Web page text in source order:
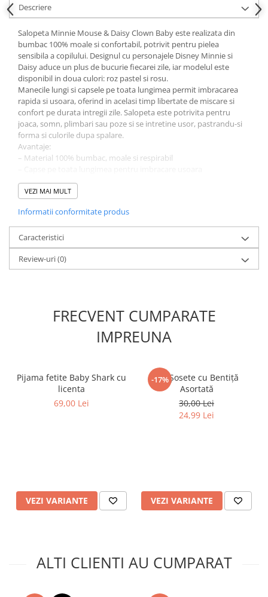
Descriere
Salopeta Minnie Mouse & Daisy Clown Baby este realizata din
bumbac 100% moale si confortabil, potrivit pentru pielea
sensibila a copilului. Designul cu personajele Disney Minnie si
Daisy aduce un plus de bucurie fiecarei zile, iar modelul este
disponibil in doua culori: roz pastel si rosu.
Manecile lungi si capsele pe toata lungimea permit imbracarea
rapida si usoara, oferind in acelasi timp libertate de miscare si
confort pe durata intregii zile. Salopeta este potrivita pentru
joaca, somn, plimbari sau poze si se intretine usor, pastrandu-si
forma si culorile dupa spalare.
Avantaje:
– Material 100% bumbac, moale si respirabil
– Imprimeu original Disney Minnie si Daisy
– Potrivita pentru utilizare zilnica sau ocazii speciale
68 – aproximativ 6 luni
80 – aproximativ 12 luni
86 – aproximativ 18 luni
92 – aproximativ 24 luni
O salopeta practica si confortabila, ideala pentru primele luni si
ani din viata fetitei tale.
VEZI MAI MULT
Informatii conformitate produs
Caracteristici
Review-uri(0)
FRECVENT CUMPARATE
IMPREUNA
Pijama fetite Baby Shark cu
licenta
69,00 Lei
VEZI VARIANTE
-17%
Set Șosete cu Bentiță
Asortată
30,00 Lei
24,99 Lei
VEZI VARIANTE
ALTI CLIENTI AU CUMPARAT